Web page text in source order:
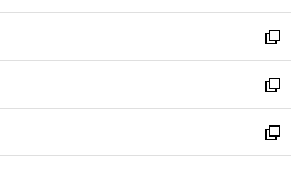
開
く
ウ
で
開
く
ン
ド
ウ
で
開
く
ウ
ィ
ン
ド
ウ
で
開
し
い
ウ
ィ
ン
ド
ウ
新
し
い
ウ
ィ
ン
新
し
い
ウ
新
し